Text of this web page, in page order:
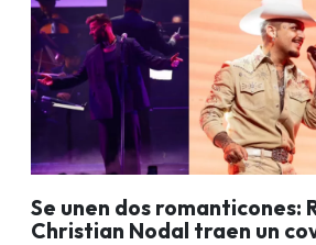
Se unen dos romanticones:
Christian Nodal traen un